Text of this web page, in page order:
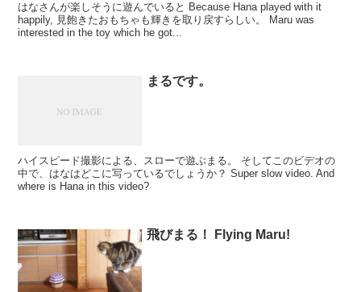
はなさんが楽しそうに遊んでいると Because Hana played with it
happily, 見飽きたおもちゃも輝きを取り戻すらしい。 Maru was
interested in the toy which he got...
まるです。
ハイスピード撮影による、スローで遊ぶまる。 そしてこのビデオの
中で、はなはどこに写っているでしょうか？ Super slow video. And
where is Hana in this video?
飛びまる！ Flying Maru!